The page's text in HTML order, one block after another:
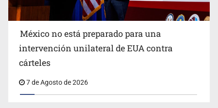
Desapariciones en Jalisco, con complicidad de policías,
México no está preparado para una
intervención unilateral de EUA contra
cárteles
7 de Agosto de 2026